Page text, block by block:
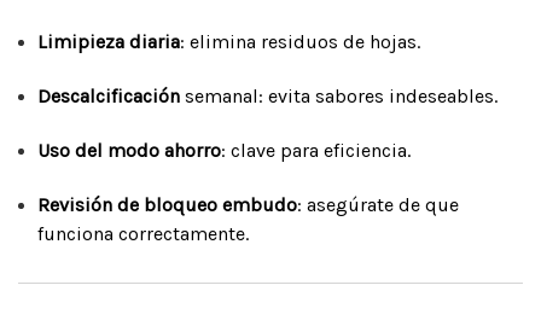
Limipieza diaria: elimina residuos de hojas.
Descalcificación semanal: evita sabores indeseables.
Uso del modo ahorro: clave para eficiencia.
Revisión de bloqueo embudo: asegúrate de que
funciona correctamente.